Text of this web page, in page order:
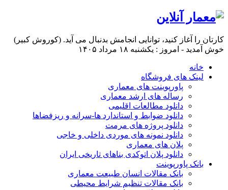
کارتان را آغاز کنید، توانایی انجامش بدنبال می آید. (کوروش کبیر)
خوش آمدید - امروز : یکشنبه ۱۸ مرداد ۱۴۰۵
خانه
لینک های فروشگاه
پاورپوینت های معماری
رساله های ارشد معماری
دانلود مطالعات اقلیمی
دانلود ضوابط و استاندارد ها-سرانه و ریزفضاها
دانلود پروژه های مرمت
دانلود نمونه های موردی داخلی و خاجی
پلان های معماری
دانلود پلان اتوکدی بناهای تاریخی ایران
بانک پاورپوینت
بانک مقالات انسان طبیعت معماری
بانک مقالات تنظیم شرایط محیطی